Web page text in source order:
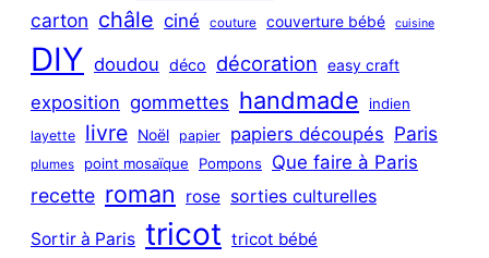
carton châle ciné couture couverture bébé cuisine
DIY doudou déco décoration easy craft
exposition gommettes handmade indien
layette livre Noël papier papiers découpés Paris
plumes point mosaïque Pompons Que faire à Paris
recette roman rose sorties culturelles
Sortir à Paris tricot tricot bébé